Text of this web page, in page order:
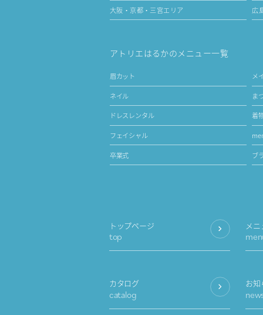
大阪・京都・三宮エリア 広
アトリエはるかのメニュー一覧
眉カット メ
ネイル ま
ドレスレンタル 着
フェイシャル
卒業式 ブ
トップページ
top
メ
カタログ
catalog
お知